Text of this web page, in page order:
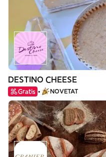
DESTINO CHEESE
Gratis NOVETAT